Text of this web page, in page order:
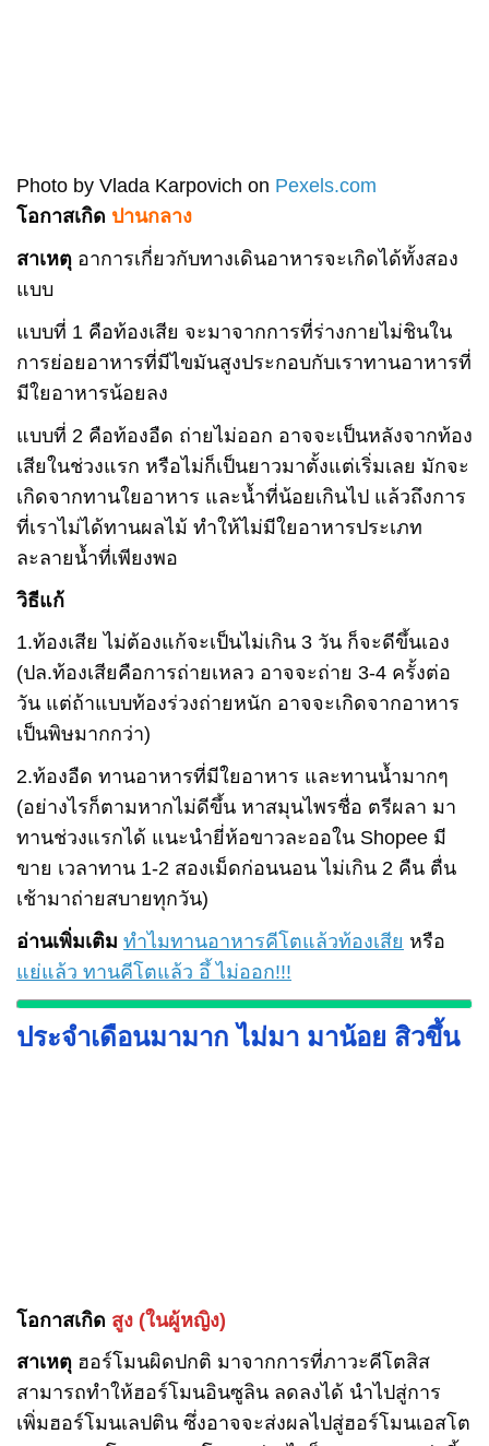
Photo by Vlada Karpovich on Pexels.com
โอกาสเกิด ปานกลาง
สาเหตุ อาการเกี่ยวกับทางเดินอาหารจะเกิดได้ทั้งสอง
แบบ
แบบที่ 1 คือท้องเสีย จะมาจากการที่ร่างกายไม่ชินใน
การย่อยอาหารที่มีไขมันสูงประกอบกับเราทานอาหารที่
มีใยอาหารน้อยลง
แบบที่ 2 คือท้องอืด ถ่ายไม่ออก อาจจะเป็นหลังจากท้อง
เสียในช่วงแรก หรือไม่ก็เป็นยาวมาตั้งแต่เริ่มเลย มักจะ
เกิดจากทานใยอาหาร และน้ำที่น้อยเกินไป แล้วถึงการ
ที่เราไม่ได้ทานผลไม้ ทำให้ไม่มีใยอาหารประเภท
ละลายน้ำที่เพียงพอ
วิธีแก้
1.ท้องเสีย ไม่ต้องแก้จะเป็นไม่เกิน 3 วัน ก็จะดีขึ้นเอง
(ปล.ท้องเสียคือการถ่ายเหลว อาจจะถ่าย 3-4 ครั้งต่อ
วัน แต่ถ้าแบบท้องร่วงถ่ายหนัก อาจจะเกิดจากอาหาร
เป็นพิษมากกว่า)
2.ท้องอืด ทานอาหารที่มีใยอาหาร และทานน้ำมากๆ
(อย่างไรก็ตามหากไม่ดีขึ้น หาสมุนไพรชื่อ ตรีผลา มา
ทานช่วงแรกได้ แนะนำยี่ห้อขาวละออใน Shopee มี
ขาย เวลาทาน 1-2 สองเม็ดก่อนนอน ไม่เกิน 2 คืน ตื่น
เช้ามาถ่ายสบายทุกวัน)
อ่านเพิ่มเติม ทำไมทานอาหารคีโตแล้วท้องเสีย หรือ
แย่แล้ว ทานคีโตแล้ว อึ้ ไม่ออก!!!
ประจำเดือนมามาก ไม่มา มาน้อย สิวขึ้น
โอกาสเกิด สูง (ในผู้หญิง)
สาเหตุ ฮอร์โมนผิดปกติ มาจากการที่ภาวะคีโตสิส
สามารถทำให้ฮอร์โมนอินซูลิน ลดลงได้ นำไปสู่การ
เพิ่มฮอร์โมนเลปติน ซึ่งอาจจะส่งผลไปสู่ฮอร์โมนเอสโต